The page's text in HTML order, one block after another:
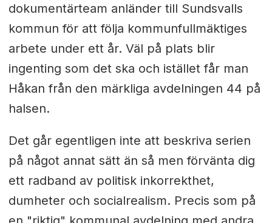
dokumentärteam anländer till Sundsvalls
kommun för att följa kommunfullmäktiges
arbete under ett år. Väl på plats blir
ingenting som det ska och istället får man
Håkan från den märkliga avdelningen 44 på
halsen.
Det går egentligen inte att beskriva serien
på något annat sätt än så men förvänta dig
ett radband av politisk inkorrekthet,
dumheter och socialrealism. Precis som på